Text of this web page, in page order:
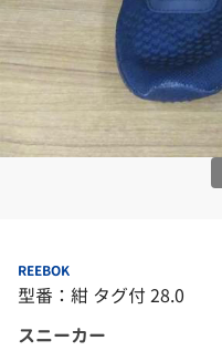
REEBOK
型番：紺 タグ付 28.0
スニーカー